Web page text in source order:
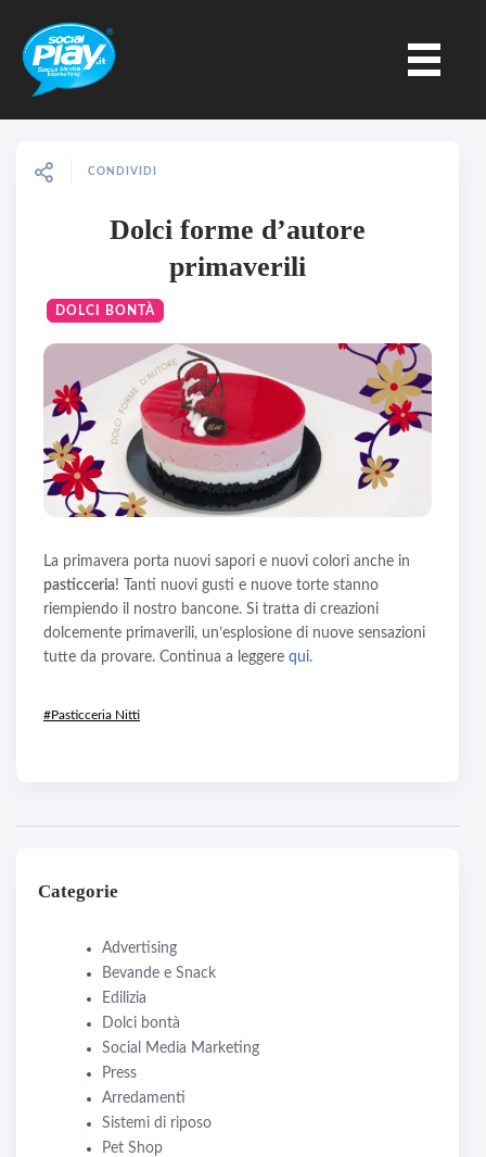
CONDIVIDI
Dolci forme d’autore
primaverili
DOLCI BONTÀ
La primavera porta nuovi sapori e nuovi colori anche in
pasticceria! Tanti nuovi gusti e nuove torte stanno
riempiendo il nostro bancone. Si tratta di creazioni
dolcemente primaverili, un’esplosione di nuove sensazioni
tutte da provare. Continua a leggere qui.
#Pasticceria Nitti
Categorie
Advertising
Bevande e Snack
Edilizia
Dolci bontà
Social Media Marketing
Press
Arredamenti
Sistemi di riposo
Pet Shop